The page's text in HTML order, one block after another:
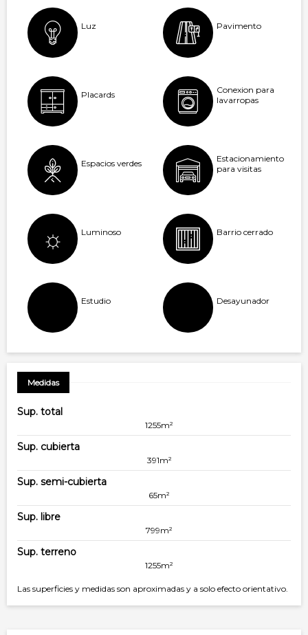
Luz Pavimento
Placards
Conexion para
lavarropas
Espacios verdes
Estacionamiento
para visitas
Luminoso Barrio cerrado
Estudio Desayunador
Medidas
Sup. total
1255m²
Sup. cubierta
391m²
Sup. semi-cubierta
65m²
Sup. libre
799m²
Sup. terreno
1255m²
Las superficies y medidas son aproximadas y a solo efecto orientativo.